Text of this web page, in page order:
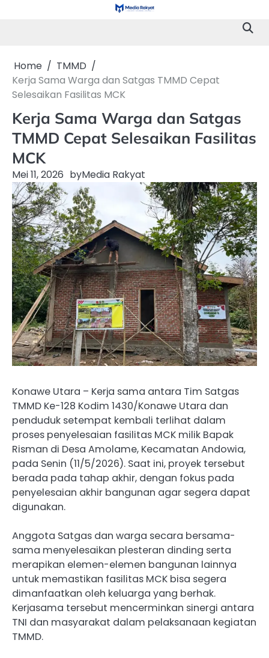
Home
TMMD
Kerja Sama Warga dan Satgas TMMD Cepat
Selesaikan Fasilitas MCK
Kerja Sama Warga dan Satgas
TMMD Cepat Selesaikan Fasilitas
MCK
Mei 11, 2026 byMedia Rakyat
Konawe Utara – Kerja sama antara Tim Satgas
TMMD Ke-128 Kodim 1430/Konawe Utara dan
penduduk setempat kembali terlihat dalam
proses penyelesaian fasilitas MCK milik Bapak
Risman di Desa Amolame, Kecamatan Andowia,
pada Senin (11/5/2026). Saat ini, proyek tersebut
berada pada tahap akhir, dengan fokus pada
penyelesaian akhir bangunan agar segera dapat
digunakan.
Anggota Satgas dan warga secara bersama-
sama menyelesaikan plesteran dinding serta
merapikan elemen-elemen bangunan lainnya
untuk memastikan fasilitas MCK bisa segera
dimanfaatkan oleh keluarga yang berhak.
Kerjasama tersebut mencerminkan sinergi antara
TNI dan masyarakat dalam pelaksanaan kegiatan
TMMD.